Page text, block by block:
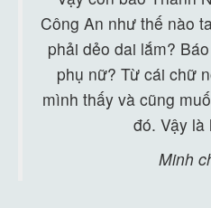
Công An như thế nào
phải dẻo dai lắm?
phụ nữ? Từ cái chữ
mình thấy và cũng
đó. Vậy là
Minh